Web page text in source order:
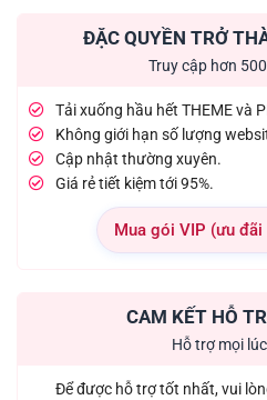
ĐẶC QUYỀN TRỞ
Truy cập hơn
Tải xuống hầu hết THEME và
Không giới hạn số lượng
Cập nhật thường xuyên.
Giá rẻ tiết kiệm tới 95%.
Mua gói VIP (ưu
CAM KẾT HỖ
Hỗ trợ mọi
Để được hỗ trợ tốt nhất, vui